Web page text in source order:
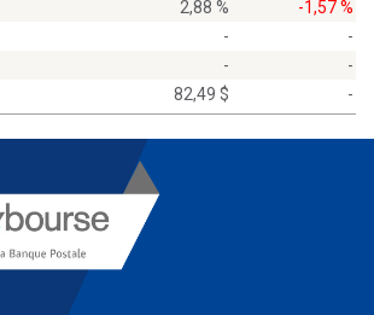
2,88 %
-1,57 %
-
-
-
-
82,49 $ -